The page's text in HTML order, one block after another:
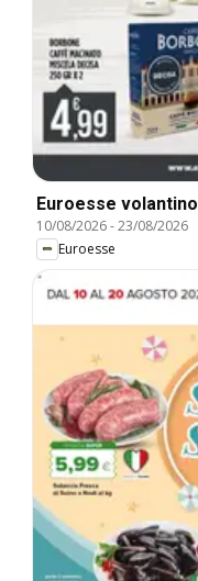
Euroesse volantino
10/08/2026-23/08/2026
Euroesse